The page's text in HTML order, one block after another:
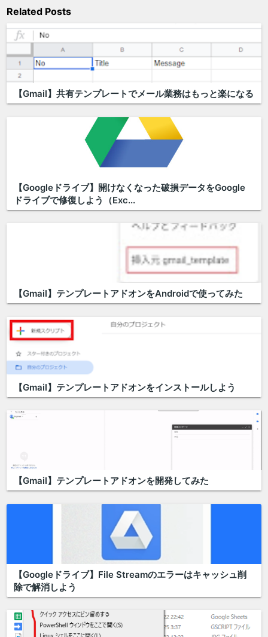
Related Posts
【Gmail】共有テンプレートでメール業務はもっと楽になる
【Googleドライブ】開けなくなった破損データをGoogle
ドライブで修復しよう（Exc...
【Gmail】テンプレートアドオンをAndroidで使ってみた
【Gmail】テンプレートアドオンをインストールしよう
【Gmail】テンプレートアドオンを開発してみた
【Googleドライブ】File Streamのエラーはキャッシュ削
除で解消しよう